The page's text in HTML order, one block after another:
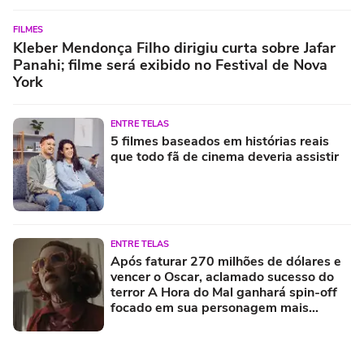
FILMES
Kleber Mendonça Filho dirigiu curta sobre Jafar
Panahi; filme será exibido no Festival de Nova
York
ENTRE TELAS
5 filmes baseados em histórias reais
que todo fã de cinema deveria assistir
ENTRE TELAS
Após faturar 270 milhões de dólares e
vencer o Oscar, aclamado sucesso do
terror A Hora do Mal ganhará spin-off
focado em sua personagem mais